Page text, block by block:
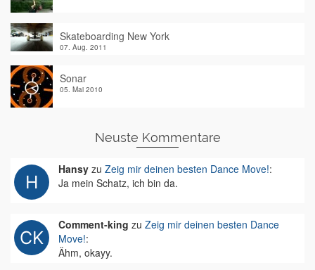
Skateboarding New York
07. Aug. 2011
Sonar
05. Mai 2010
Neuste Kommentare
Hansy zu Zeig mir deinen besten Dance Move!:
Ja mein Schatz, ich bin da.
Comment-king zu Zeig mir deinen besten Dance
Move!:
Ähm, okayy.